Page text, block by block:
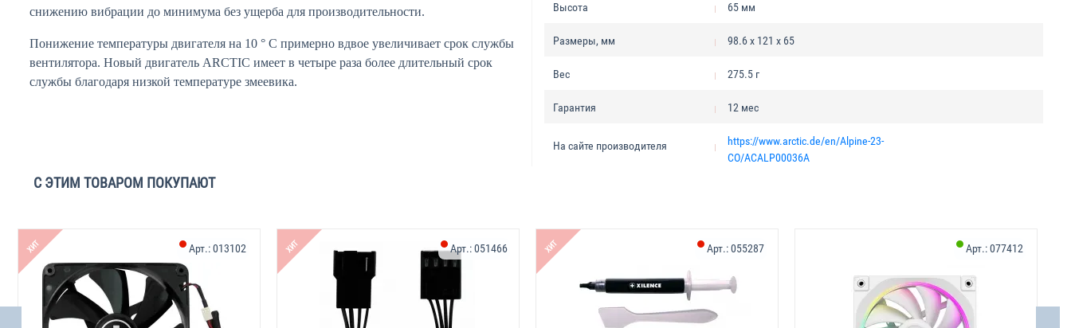
снижению вибрации до минимума без ущерба для производительности.
Понижение температуры двигателя на 10 ° C примерно вдвое увеличивает срок службы
вентилятора. Новый двигатель ARCTIC имеет в четыре раза более длительный срок
службы благодаря низкой температуре змеевика.
Высота 65 мм
Размеры, мм 98.6 x 121 x 65
Вес 275.5 г
Гарантия 12 мес
На сайте производителя
https://www.arctic.de/en/Alpine-23-
CO/ACALP00036A
С ЭТИМ ТОВАРОМ ПОКУПАЮТ
ХИТ Арт.:013102 ХИТ Арт.:051466 ХИТ Арт.:055287 Арт.:077412